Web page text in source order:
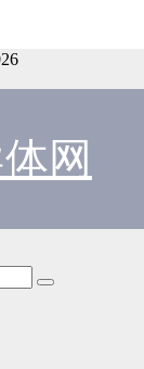
网